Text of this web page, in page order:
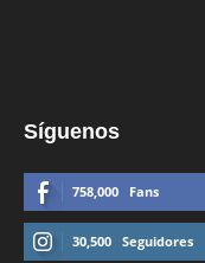
Síguenos
758,000 Fans
30,500 Seguidores